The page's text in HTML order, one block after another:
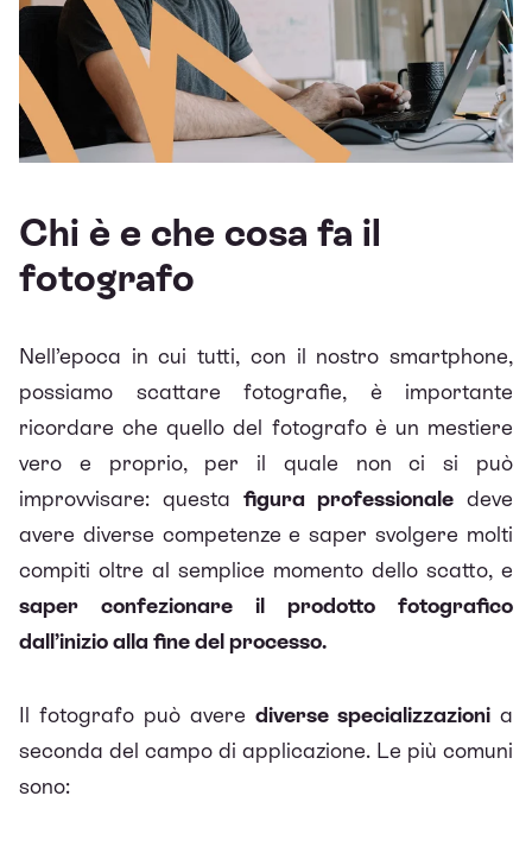
Chi è e che cosa fa il
fotografo
Nell’epoca in cui tutti, con il nostro smartphone,
possiamo scattare fotografie, è importante
ricordare che quello del fotografo è un mestiere
vero e proprio, per il quale non ci si può
improvvisare: questa figura professionale deve
avere diverse competenze e saper svolgere molti
compiti oltre al semplice momento dello scatto, e
saper confezionare il prodotto fotografico
dall’inizio alla fine del processo.
Il fotografo può avere diverse specializzazioni a
seconda del campo di applicazione. Le più comuni
sono: